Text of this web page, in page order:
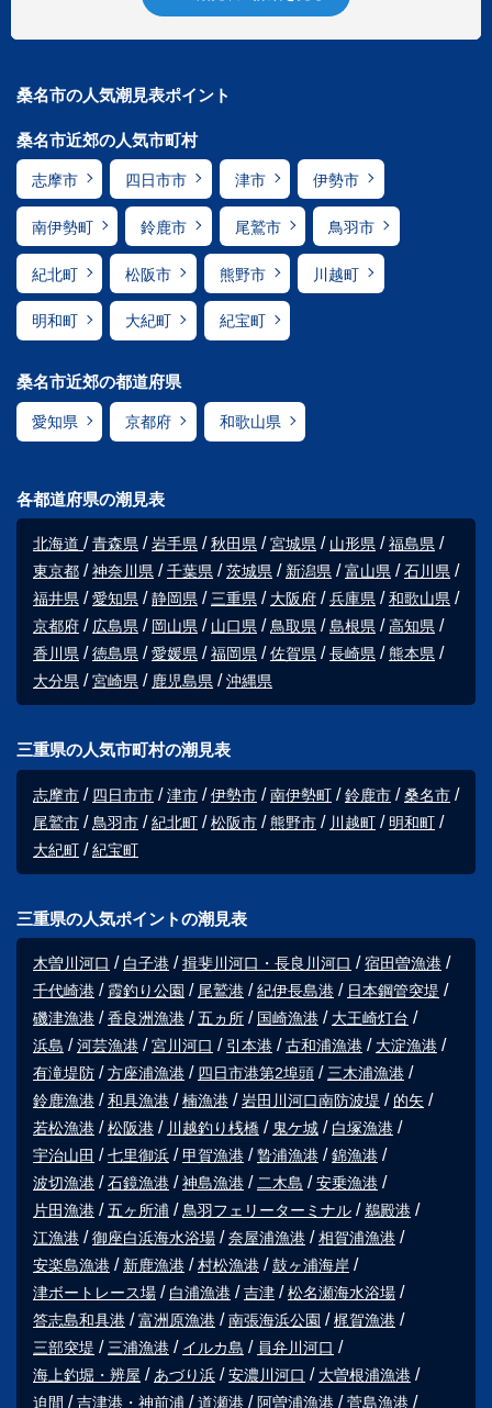
桑名市の人気潮見表ポイント
桑名市近郊の人気市町村
志摩市 四日市市 津市 伊勢市
南伊勢町 鈴鹿市 尾鷲市 鳥羽市
紀北町 松阪市 熊野市 川越町
明和町 大紀町 紀宝町
桑名市近郊の都道府県
愛知県 京都府 和歌山県
各都道府県の潮見表
北海道 青森県 岩手県 秋田県 宮城県 山形県
福島県
東京都
神奈川県 千葉県 茨城県 新潟県 富山県
石川県
福井県
愛知県 静岡県 三重県 大阪府 兵庫県
和歌山県
京都府
広島県 岡山県 山口県 鳥取県 島根県
高知県
香川県
徳島県 愛媛県 福岡県 佐賀県 長崎県
熊本県
大分県
宮崎県 鹿児島県 沖縄県
三重県の人気市町村の潮見表
志摩市 四日市市 津市 伊勢市 南伊勢町 鈴鹿市
桑名市
尾鷲市
鳥羽市 紀北町 松阪市 熊野市 川越町
明和町
大紀町
紀宝町
三重県の人気ポイントの潮見表
木曽川河口 白子港 揖斐川河口・長良川河口
宿田曽漁港
千代崎港
霞釣り公園 尾鷲港 紀伊長島港
日本鋼管突堤
磯津漁港
香良洲漁港 五ヵ所 国崎漁港
大王崎灯台
浜島
河芸漁港 宮川河口 引本港 古和浦漁港
大淀漁港
有滝堤防
方座浦漁港 四日市港第2埠頭
三木浦漁港
鈴鹿漁港
和具漁港 楠漁港 岩田川河口南防波堤
的矢
若松漁港
松阪港 川越釣り桟橋 鬼ケ城
白塚漁港
宇治山田
七里御浜 甲賀漁港 贄浦漁港
錦漁港
波切漁港
石鏡漁港 神島漁港 二木島
安乗漁港
片田漁港
五ヶ所浦 鳥羽フェリーターミナル
鵜殿港
江漁港
御座白浜海水浴場 奈屋浦漁港
相賀浦漁港
安楽島漁港
新鹿漁港 村松漁港
鼓ヶ浦海岸
津ボートレース場
白浦漁港 吉津
松名瀬海水浴場
答志島和具港
富洲原漁港 南張海浜公園
梶賀漁港
三部突堤
三浦漁港 イルカ島
員弁川河口
海上釣堀・辨屋
あづり浜 安濃川河口
大曽根浦漁港
迫間
吉津港・神前浦 道瀬港 阿曽浦漁港 菅島漁港